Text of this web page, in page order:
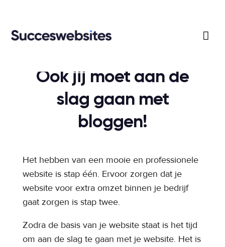

Ook jij moet aan de
slag gaan met
bloggen!
Het hebben van een mooie en professionele
website is stap één. Ervoor zorgen dat je
website voor extra omzet binnen je bedrijf
gaat zorgen is stap twee.
Zodra de basis van je website staat is het tijd
om aan de slag te gaan met je website. Het is